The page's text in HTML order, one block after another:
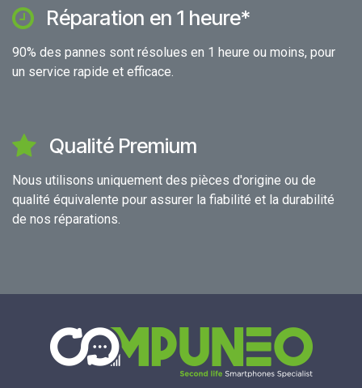
Réparation en 1 heure*
90% des pannes sont résolues en 1 heure ou moins, pour
un service rapide et efficace.
Qualité Premium
Nous utilisons uniquement des pièces d'origine ou de
qualité équivalente pour assurer la fiabilité et la durabilité
de nos réparations.